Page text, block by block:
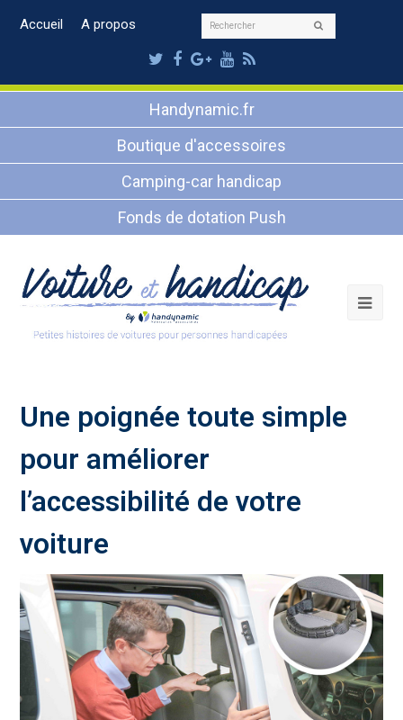
Accueil A propos Rechercher
Twitter
Facebook
Google
Plus
Youtube
RSS
Handynamic.fr
Boutique d'accessoires
Camping-car handicap
Fonds de dotation Push
Une poignée toute simple
pour améliorer
l’accessibilité de votre
voiture